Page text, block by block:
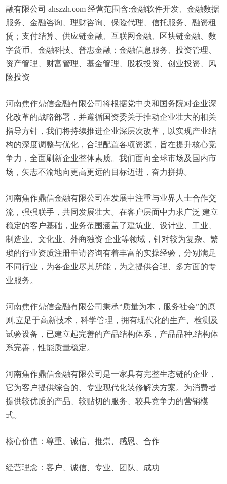
融有限公司 ahszzh.com 经营范围含:金融软件开发、金融数据
服务、金融咨询、理财咨询、保险代理、信托服务、融资租
赁；支付结算、供应链金融、互联网金融、区块链金融、数
字货币、金融科技、普惠金融；金融信息服务、投资管理、
资产管理、财富管理、基金管理、股权投资、创业投资、风
险投资
河南焦作鼎信金融有限公司将根据党中央和国务院对企业深
化改革的战略部署，并遵循国资委关于推动企业壮大的相关
指导方针，我们将持续推进企业深层次改革，以实现产业结
构的深度调整与优化，合理配置各项资源，旨在提升核心竞
争力，全面刷新企业整体素质。我们面向全球市场及国内市
场，矢志不渝地向更高更远的目标迈进，奋力拼搏。
河南焦作鼎信金融有限公司在发展中注重与业界人士合作交
流，强强联手，共同发展壮大。在客户层面中力求广泛 建立
稳定的客户基础，业务范围涵盖了建筑业、设计业、工业、
制造业、文化业、外商独资 企业等领域，针对较为复杂、繁
琐的行业资质注册申请咨询有着丰富的实操经验，分别满足
不同行业，为各企业尽其所能，为之提供合理、多方面的专
业服务。
河南焦作鼎信金融有限公司秉承“质量为本，服务社会”的原
则,立足于高新技术，科学管理，拥有现代化的生产、检测及
试验设备，已建立起完善的产品结构体系，产品品种,结构体
系完善，性能质量稳定。
河南焦作鼎信金融有限公司是一家具有完整生态链的企业，
它为客户提供综合的、专业现代化装修解决方案。为消费者
提供较优质的产品、较贴切的服务、较具竞争力的营销模
式。
核心价值：尊重、诚信、推崇、感恩、合作
经营理念：客户、诚信、专业、团队、成功